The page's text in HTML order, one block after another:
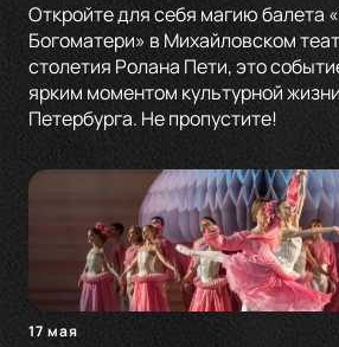
Откройте для себя магию балета
Богоматери» в Михайловском
столетия Ролана Пети, это
ярким моментом культурной
Петербурга. Не пропустите!
17 мая